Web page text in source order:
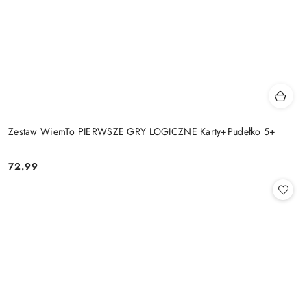
Zestaw WiemTo PIERWSZE GRY LOGICZNE Karty+Pudełko 5+
Cena:
72.99